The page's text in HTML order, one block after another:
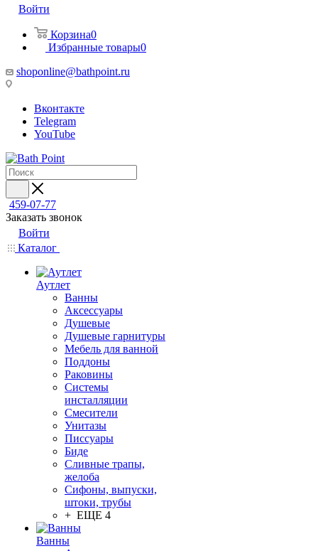
Войти
Корзина0
Избранные товары0
shoponline@bathpoint.ru
Вконтакте
Telegram
YouTube
459-07-77
Заказать звонок
Войти
Каталог
Аутлет
Ванны
Аксессуары
Душевые
Душевые гарнитуры
Мебель для ванной
Поддоны
Раковины
Системы
инсталляции
Смесители
Унитазы
Писсуары
Биде
Сливные трапы,
желоба
Сифоны, выпуски,
штоки, трубы
+ ЕЩЕ 4
Ванны